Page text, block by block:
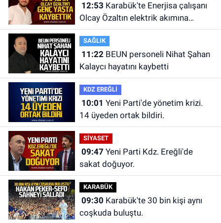
12:53
Olcay Özaltın elektrik akımına
kapılarak hayatını kaybetti.
SAĞLIK
11:22BEUN personeli Nihat Şahan
Kalaycı hayatını kaybetti
KDZ EREĞLİ
10:01
14 üyeden ortak bildiri.
SİYASET
09:47
sakat doğuyor.
KARABÜK
09:30
coşkuda buluştu.